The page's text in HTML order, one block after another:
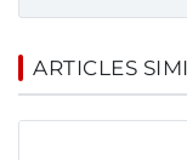
ARTICLES